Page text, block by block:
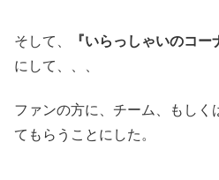
そして、 『いらっしゃいのコー
にして、、、
ファンの方に、チーム、もしく
てもらうことにした。